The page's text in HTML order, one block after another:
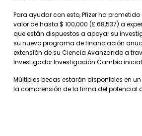
Para ayudar con esto, Pfizer ha
valor de hasta $ 100,000 (£ 68,537) a
que están dispuestos a apoyar su
su nuevo programa de financiación
extensión de su Ciencia Avanzando a
Investigador Investigación Cambio
Múltiples becas estarán disponibles en
la comprensión de la firma del potencial